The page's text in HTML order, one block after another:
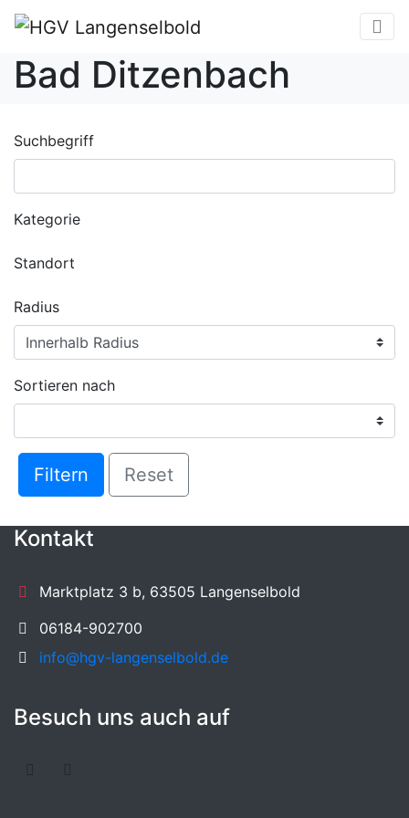
Bad Ditzenbach
Suchbegriff
Kategorie
Standort
Radius
Sortieren nach
Filtern Reset
Kontakt
Marktplatz 3 b, 63505 Langenselbold
06184-902700
info@hgv-langenselbold.de
Besuch uns auch auf